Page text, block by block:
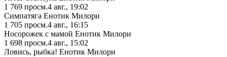
1 769 просм.4 авг., 19:02
Симпатяга Енотик Милори
1 705 просм.4 авг., 16:15
Носорожек с мамой Енотик Милори
1 698 просм.4 авг., 15:02
Ловись, рыбка! Енотик Милори